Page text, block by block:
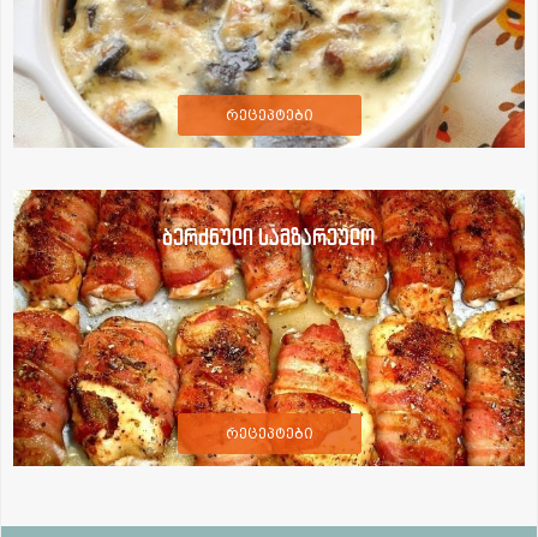
რეცეპტები
ბერძნული სამზარეულო
რეცეპტები